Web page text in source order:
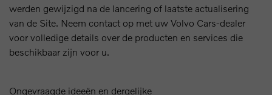
werden gewijzigd na de lancering of laatste actualisering
van de Site. Neem contact op met uw Volvo Cars-dealer
voor volledige details over de producten en services die
beschikbaar zijn voor u.
Ongevraagde ideeën en dergelijke